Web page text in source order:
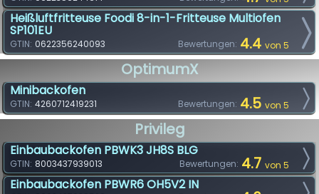
Heißluftfritteuse Foodi 8-in-1-Fritteuse Multiofen
SP101EU
Bewertungen: 4.4 von 5
GTIN: 0622356240093
OptimumX
Minibackofen
Bewertungen: 4.5 von 5
GTIN: 4260712419231
Privileg
Einbaubackofen PBWK3 JH8S BLG
Bewertungen: 4.7 von 5
GTIN: 8003437939013
Einbaubackofen PBWR6 OH5V2 IN